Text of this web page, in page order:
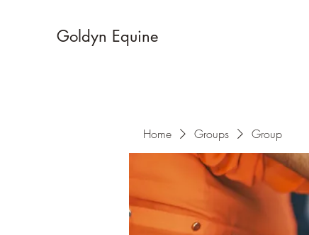
Goldyn Equine
Home Groups Group